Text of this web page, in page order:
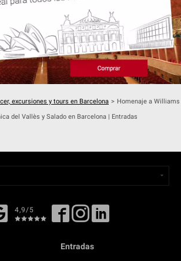
excursiones y tours en Barcelona > Homenaje a Williams
del Vallès y Salado en Barcelona | Entradas
4,9/5
Entradas